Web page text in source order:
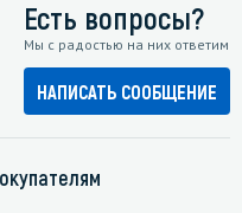
Есть вопросы?
Мы с радостью на них ответим
НАПИСАТЬ СООБЩЕНИЕ